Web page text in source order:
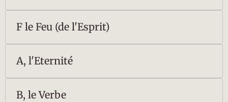
F le Feu (de l'Esprit)
A, l'Eternité
B, le Verbe